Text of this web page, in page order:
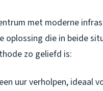
met moderne
oplossing die in beide
zo geliefd is:
uur verholpen, ideaal